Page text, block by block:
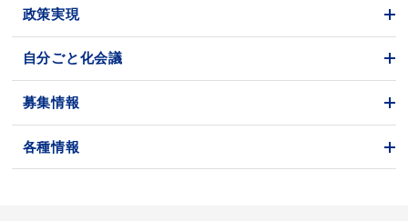
政策実現
自分ごと化会議
募集情報
各種情報